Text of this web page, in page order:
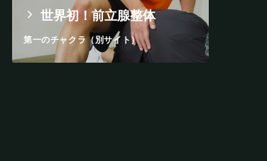
世界初！前立腺整体
第一のチャクラ（別サイト）